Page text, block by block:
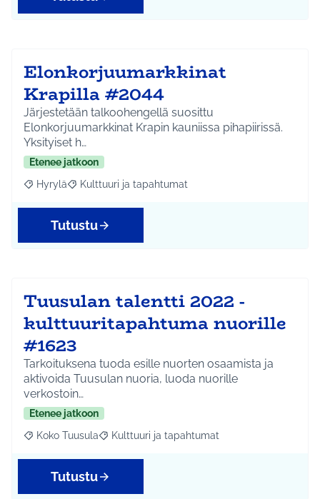
Elonkorjuumarkkinat
Krapilla #2044
Järjestetään talkoohengellä suosittu
Elonkorjuumarkkinat Krapin kauniissa pihapiirissä.
Yksityiset h…
Etenee jatkoon
Rajaa tulokset aihepiirin mukaan: Hyrylä
Hyrylä Rajaa tulokset teeman mukaan: Kulttuuri ja
Kulttuuri ja tapahtumat
Tutustu
Tuusulan talentti 2022 -
kulttuuritapahtuma nuorille
#1623
Tarkoituksena tuoda esille nuorten osaamista ja
aktivoida Tuusulan nuoria, luoda nuorille
verkostoin…
Etenee jatkoon
Rajaa tulokset aihepiirin mukaan: Koko Tuusula
Koko Tuusula Rajaa tulokset teeman mukaan: Kulttuuri ja
Kulttuuri ja tapahtumat
Tutustu